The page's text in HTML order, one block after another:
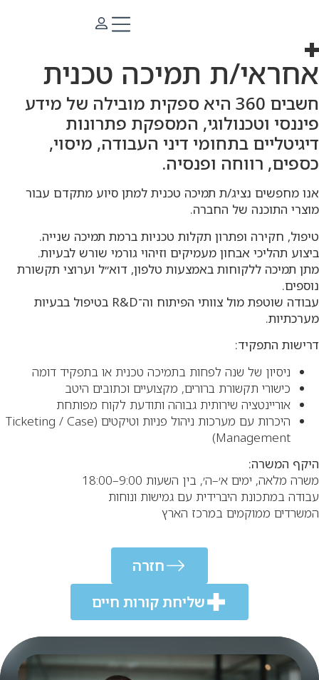
אחראי/ת תמיכה טכנית
אחראי/ת תמיכה טכנית
חשבים 360 היא ספקית מובילה של מידע
פיננסי וטכנולוגי, המספקת פתרונות
דיגיטליים בתחומי דיני העבודה, מיסוי,
כספים, רווחה ופנסיה.
אנו מחפשים נציג/ת תמיכה טכנית למתן סיוע מתקדם עבור
מוצרי התוכנה של החברה.
טיפול, חקירה ופתרון תקלות טכניות ברמת תמיכה שנייה.
ביצוע תהליכי אבחון מעמיקים וזיהוי גורמי שורש לבעיות.
מתן תמיכה ללקוחות באמצעות טלפון, דוא״ל וערוצי תקשורת
נוספים.
עבודה שוטפת מול צוותי הפיתוח וה־R&D בטיפול בבעיות
מערכתיות.
דרישות התפקיד:
ניסיון של שנה לפחות בתמיכה טכנית או בתפקיד דומה
כישורי תקשורת ברורים, מקצועיים וכתובים היטב
אוריינטציה שירותית גבוהה ותודעת לקוח מפותחת
היכרות עם מערכות ניהול פניות וטיקטים (Ticketing / Case
Management)
היקף המשרה:
משרה מלאה, ימים א׳–ה׳, בין השעות 9:00–18:00
עבודה במתכונת היברידית עם גמישות ונוחות
המשרדים ממוקמים במרכז הארץ
חזרה
שליחת קורות חיים
שליחת קורות חיים